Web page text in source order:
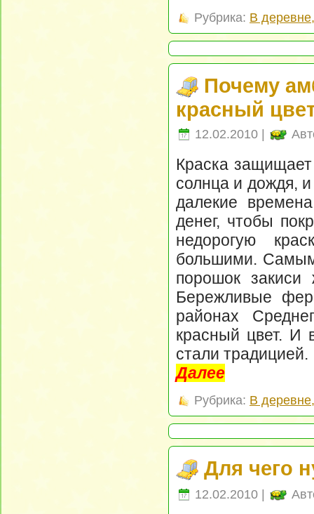
Рубрика: В
Почему
красный
12.02.2010 |
Краска
солнца и дождя,
далекие
денег, чтобы
недорогую
большими.
порошок закиси
Бережливые
районах
красный цвет. И
стали традицией.
Далее
Рубрика: В
Для чего
12.02.2010 |